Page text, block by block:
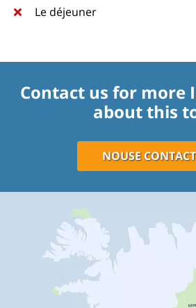
Le déjeuner
Contact us for more
about this
NOUSE